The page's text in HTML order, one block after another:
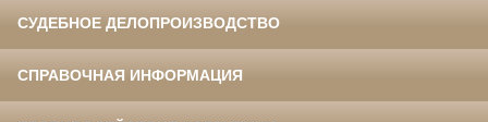
СУДЕБНОЕ ДЕЛОПРОИЗВОДСТВО
СПРАВОЧНАЯ ИНФОРМАЦИЯ